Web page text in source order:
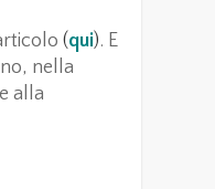
(qui). E
nella
alla